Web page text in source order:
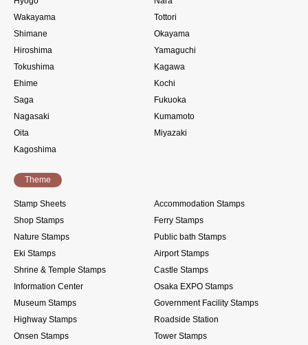
Wakayama
Tottori
Shimane
Okayama
Hiroshima
Yamaguchi
Tokushima
Kagawa
Ehime
Kochi
Saga
Fukuoka
Nagasaki
Kumamoto
Oita
Miyazaki
Kagoshima
Theme
Stamp Sheets
Accommodation Stamps
Shop Stamps
Ferry Stamps
Nature Stamps
Public bath Stamps
Eki Stamps
Airport Stamps
Shrine & Temple Stamps
Castle Stamps
Information Center
Osaka EXPO Stamps
Museum Stamps
Government Facility Stamps
Highway Stamps
Roadside Station
Onsen Stamps
Tower Stamps